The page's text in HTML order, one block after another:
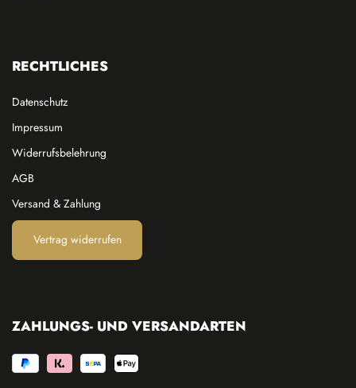
RECHTLICHES
Datenschutz
Impressum
Widerrufsbelehrung
AGB
Versand & Zahlung
Vertrag widerrufen
ZAHLUNGS- UND VERSANDARTEN